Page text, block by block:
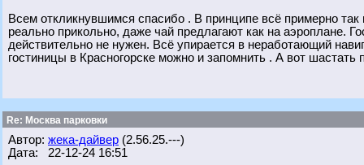
Всем откликнувшимся спасибо . В принципе всё примерно так
реально прикольно, даже чай предлагают как на аэроплане.
действительно не нужен. Всё упирается в неработающий
гостиницы в Красногорске можно и запомнить . А вот шастать
Re: Москва парковки
Автор: жека-дайвер (2.56.25.---)
Дата: 22-12-24 16:51